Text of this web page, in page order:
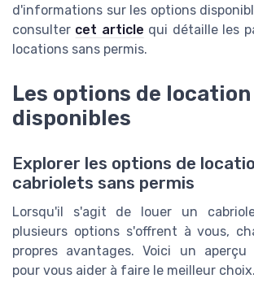
d'informations sur les options
consulter cet article qui détaille les
locations sans permis.
Les options de location
disponibles
Explorer les options de
cabriolets sans permis
Lorsqu'il s'agit de louer un
plusieurs options s'offrent à vous,
propres avantages. Voici un aperçu
pour vous aider à faire le meilleur choix.